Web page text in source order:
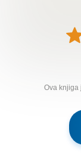
Ova knjiga